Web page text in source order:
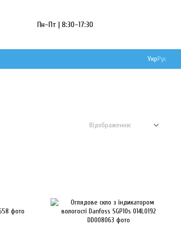
Пн–Пт | 8:30–17:30
УкрРус
Відображення: